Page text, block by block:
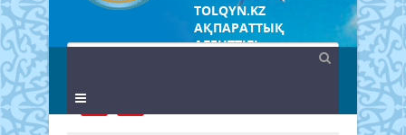
TOLQYN.KZ
АҚПАРАТТЫҚ
АГЕНТТІГІ